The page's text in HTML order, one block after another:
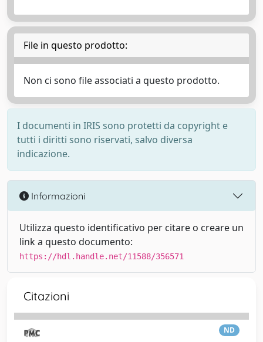
File in questo prodotto:
Non ci sono file associati a questo prodotto.
I documenti in IRIS sono protetti da copyright e
tutti i diritti sono riservati, salvo diversa
indicazione.
Informazioni
Utilizza questo identificativo per citare o creare un
link a questo documento:
https://hdl.handle.net/11588/356571
Citazioni
ND